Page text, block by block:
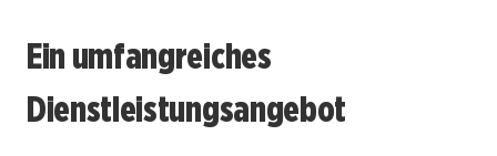
Ein umfangreiches
Dienstleistungsangebot